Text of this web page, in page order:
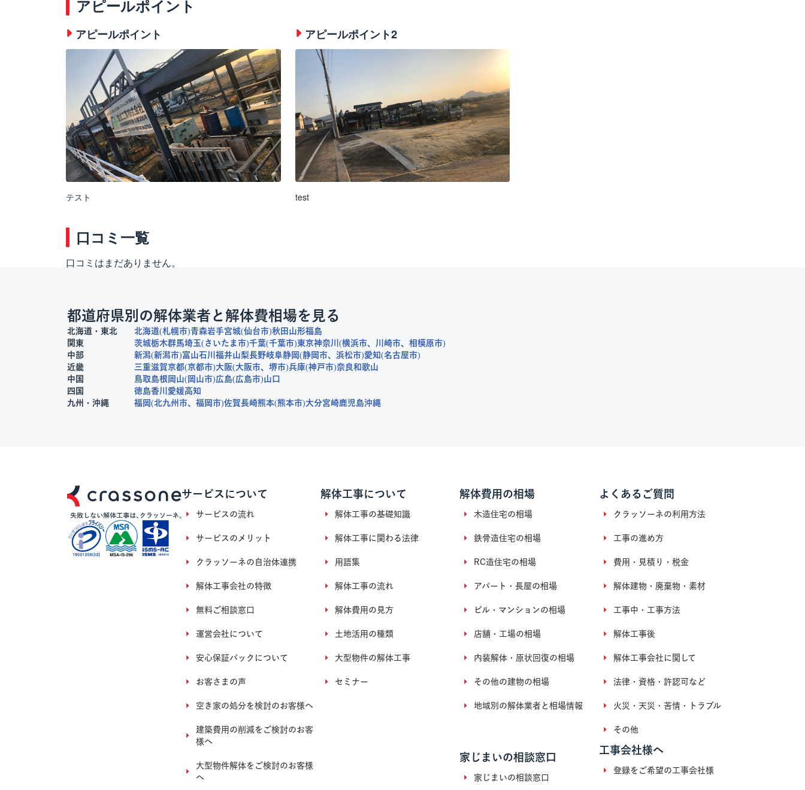
アピールポイント
アピールポイント
テスト
アピールポイント2
test
口コミ一覧
口コミはまだありません。
都道府県別の解体業者と解体費相場を見る
北海道・東北 北海道 札幌市 青森岩手宮城 仙台市 秋田 山形福島
関東
茨城栃木群馬埼玉 さいたま市 千葉 千葉市 東京神奈川 横浜市 川崎市
相模原市
中部
新潟 新潟市 富山石川 福井山梨長野岐阜静岡 静岡市 浜松市 愛知 名古屋市
近畿
三重滋賀京都 京都市 大阪 大阪市 堺市 兵庫 神戸市 奈良和歌山
中国
鳥取島根 岡山 岡山市 広島 広島市 山口
四国
徳島香川 愛媛高知
九州・沖縄
福岡 北九州市 福岡市 佐賀長崎熊本 熊本市 大分宮崎鹿児島沖縄
サービスについて
サービスの流れ
サービスのメリット
クラッソーネの自治体連携
解体工事会社の特徴
無料ご相談窓口
運営会社について
安心保証パックについて
お客さまの声
空き家の処分を検討のお客様へ
建築費用の削減をご検討のお客
様へ
大型物件解体をご検討のお客様
へ
解体工事について
解体工事の基礎知識
解体工事に関わる法律
用語集
解体工事の流れ
解体費用の見方
土地活用の種類
大型物件の解体工事
セミナー
解体費用の相場
木造住宅の相場
鉄骨造住宅の相場
RC造住宅の相場
アパート・長屋の相場
ビル・マンションの相場
店舗・工場の相場
内装解体・原状回復の相場
その他の建物の相場
地域別の解体業者と相場情報
家じまいの相談窓口
家じまいの相談窓口
よくあるご質問
クラッソーネの利用方法
工事の進め方
費用・見積り・税金
解体建物・廃棄物・素材
工事中・工事方法
解体工事後
解体工事会社に関して
法律・資格・許認可など
火災・天災・苦情・トラブル
その他
工事会社様へ
登録をご希望の工事会社様